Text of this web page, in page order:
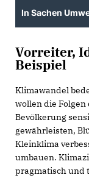
In Sachen
Vorreiter,
Beispiel
Klimawandel
wollen die
Bevölkerung
gewährleisten,
Kleinklima
umbauen.
pragmatisch und